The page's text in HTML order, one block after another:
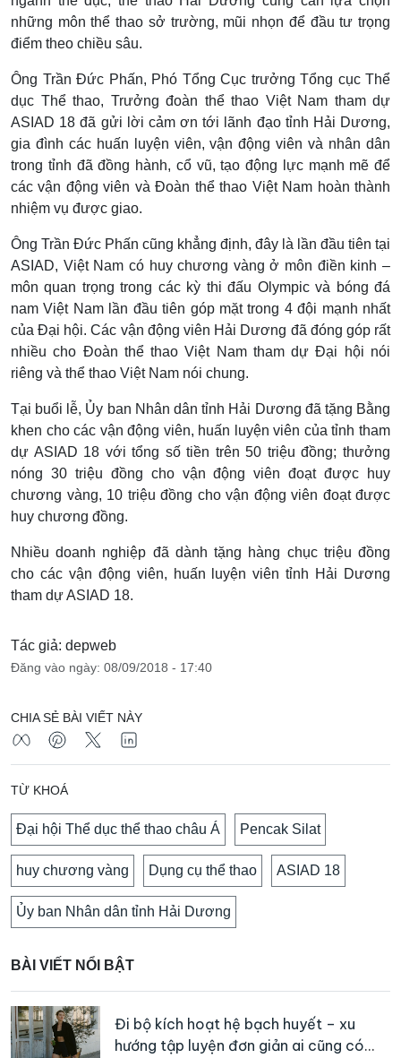
những môn thể thao sở trường, mũi nhọn để đầu tư trọng
điểm theo chiều sâu.
Ông Trần Đức Phấn, Phó Tổng Cục trưởng Tổng cục Thể
dục Thể thao, Trưởng đoàn thể thao Việt Nam tham dự
ASIAD 18 đã gửi lời cảm ơn tới lãnh đạo tỉnh Hải Dương,
gia đình các huấn luyện viên, vận động viên và nhân dân
trong tỉnh đã đồng hành, cổ vũ, tạo động lực mạnh mẽ để
các vận động viên và Đoàn thể thao Việt Nam hoàn thành
nhiệm vụ được giao.
Ông Trần Đức Phấn cũng khẳng định, đây là lần đầu tiên tại
ASIAD, Việt Nam có huy chương vàng ở môn điền kinh –
môn quan trọng trong các kỳ thi đấu Olympic và bóng đá
nam Việt Nam lần đầu tiên góp mặt trong 4 đội mạnh nhất
của Đại hội. Các vận động viên Hải Dương đã đóng góp rất
nhiều cho Đoàn thể thao Việt Nam tham dự Đại hội nói
riêng và thể thao Việt Nam nói chung.
Tại buổi lễ, Ủy ban Nhân dân tỉnh Hải Dương đã tặng Bằng
khen cho các vận động viên, huấn luyện viên của tỉnh tham
dự ASIAD 18 với tổng số tiền trên 50 triệu đồng; thưởng
nóng 30 triệu đồng cho vận động viên đoạt được huy
chương vàng, 10 triệu đồng cho vận động viên đoạt được
huy chương đồng.
Nhiều doanh nghiệp đã dành tặng hàng chục triệu đồng
cho các vận động viên, huấn luyện viên tỉnh Hải Dương
tham dự ASIAD 18.
Tác giả: depweb
Đăng vào ngày: 08/09/2018 - 17:40
CHIA SẺ BÀI VIẾT NÀY
TỪ KHOÁ
Đại hội Thể dục thể thao châu Á Pencak Silat
huy chương vàng Dụng cụ thể thao ASIAD 18
Ủy ban Nhân dân tỉnh Hải Dương
BÀI VIẾT NỔI BẬT
Đi bộ kích hoạt hệ bạch huyết – xu
hướng tập luyện đơn giản ai cũng có